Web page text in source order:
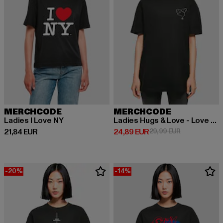
MERCHCODE
Ladies I Love NY
21,84 EUR
Derzeitiger Preis: 21,84 EUR
MERCHCODE
Ladies Hugs & Love - Love Ballon Oversized Boyfriend
24,89 EUR
Derzeitiger Preis: 24,89 EUR
29,99 EURAktionspreis:
-20% -14%